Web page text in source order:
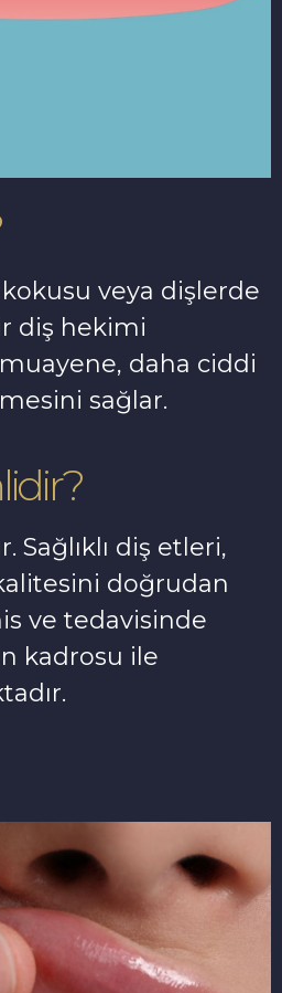
veya dişlerde
diş hekimi
daha ciddi
sağlar.
Sağlıklı diş etleri,
doğrudan
ve tedavisinde
kadrosu ile